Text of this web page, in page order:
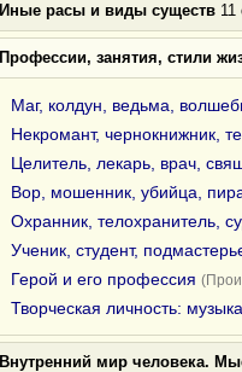
Иные расы и виды существ 11
Профессии, занятия, стили
Маг, колдун, ведьма,
Некромант, чернокнижник,
Целитель, лекарь, врач,
Вор, мошенник, убийца,
Охранник, телохранитель,
Ученик, студент,
Герой и его профессия
Творческая личность:
Внутренний мир человека.